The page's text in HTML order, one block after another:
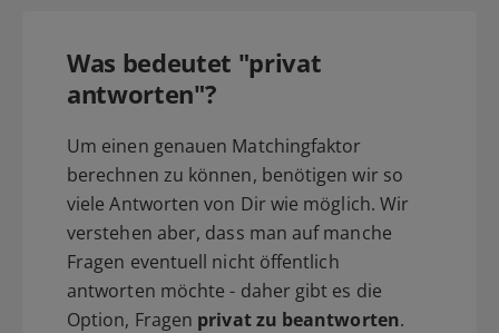
Was bedeutet "privat
antworten"?
Um einen genauen Matchingfaktor
berechnen zu können, benötigen wir so
viele Antworten von Dir wie möglich. Wir
verstehen aber, dass man auf manche
Fragen eventuell nicht öffentlich
antworten möchte - daher gibt es die
Option, Fragen privat zu beantworten.